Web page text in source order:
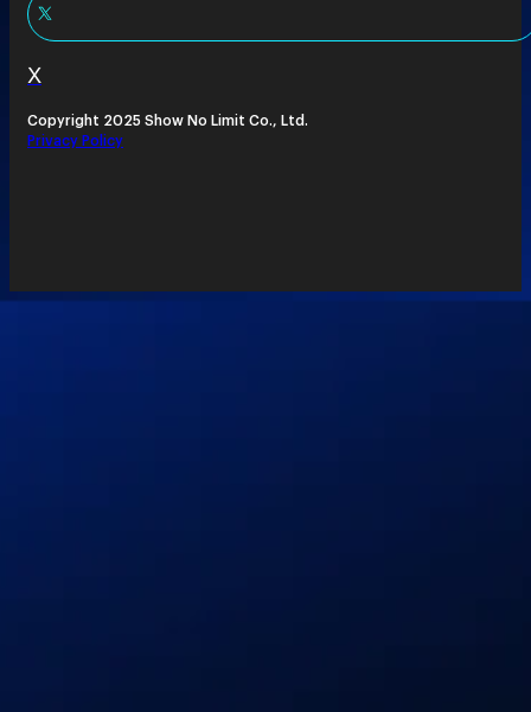
X
Copyright 2025 Show No Limit Co., Ltd.
Privacy Policy